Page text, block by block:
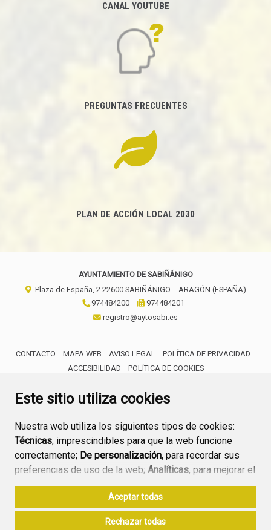
Este sitio utiliza cookies
Nuestra web utiliza los siguientes tipos de cookies:
Técnicas, imprescindibles para que la web funcione
correctamente; De personalización, para recordar sus
preferencias de uso de la web; Analíticas, para mejorar el
funcionamiento de la web y sus servicios.
Si acepta pulsando el botón“Aceptar todas”
consideramos que acepta su uso. Si pulsa el botón
Aceptar todas
Rechazar todas
CANAL YOUTUBE
PREGUNTAS FRECUENTES
PLAN DE ACCIÓN LOCAL 2030
AYUNTAMIENTO DE SABIÑÁNIGO
Plaza de España, 2 22600 SABIÑÁNIGO - ARAGÓN (ESPAÑA)
974484200
974484201
registro@aytosabi.es
CONTACTO MAPA WEB AVISO LEGAL
POLÍTICA DE PRIVACIDAD
ACCESIBILIDAD
POLÍTICA DE COOKIES